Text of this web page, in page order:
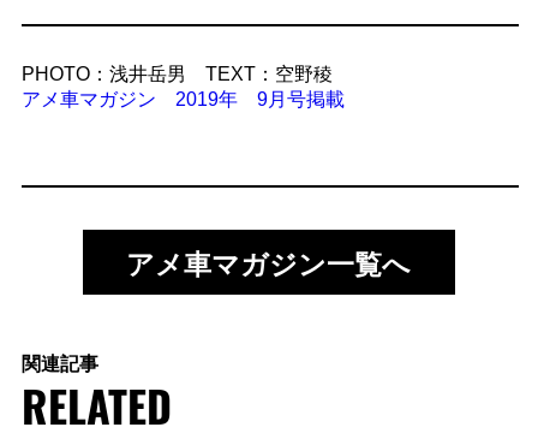
PHOTO：浅井岳男 TEXT：空野稜
アメ車マガジン 2019年 9月号掲載
アメ車マガジン一覧へ
関連記事
RELATED